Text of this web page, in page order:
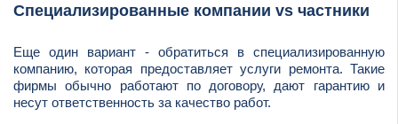
Специализированные компании vs частники
Еще один вариант - обратиться в специализированную
компанию, которая предоставляет услуги ремонта. Такие
фирмы обычно работают по договору, дают гарантию и
несут ответственность за качество работ.